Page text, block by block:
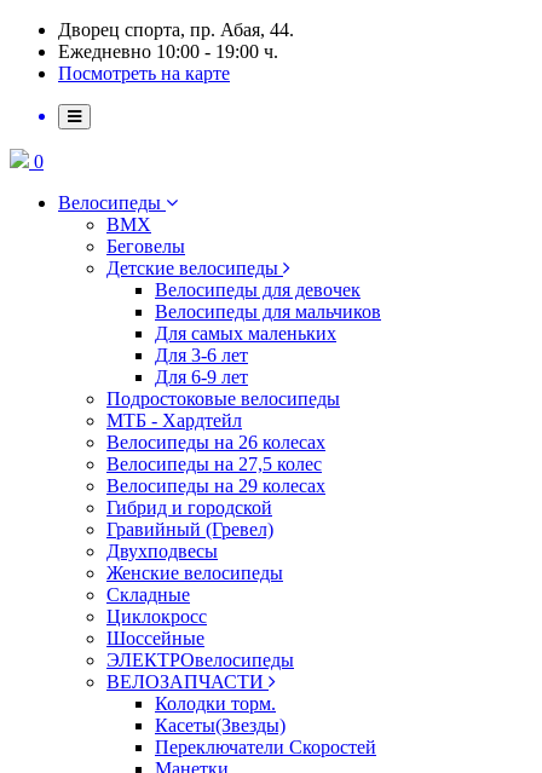
Дворец спорта, пр. Абая, 44.
Ежедневно 10:00 - 19:00 ч.
Посмотреть на карте
0
Велосипеды
BMX
Беговелы
Детские велосипеды
Велосипеды для девочек
Велосипеды для мальчиков
Для самых маленьких
Для 3-6 лет
Для 6-9 лет
Подростоковые велосипеды
МТБ - Хардтейл
Велосипеды на 26 колесах
Велосипеды на 27,5 колес
Велосипеды на 29 колесах
Гибрид и городской
Гравийный (Гревел)
Двухподвесы
Женские велосипеды
Складные
Циклокросс
Шоссейные
ЭЛЕКТРОвелосипеды
ВЕЛОЗАПЧАСТИ
Колодки торм.
Касеты(Звезды)
Переключатели Скоростей
Манетки